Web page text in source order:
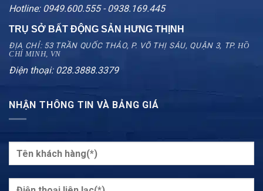
Hotline: 0949.600.555 - 0938.169.445
TRỤ SỞ BẤT ĐỘNG SẢN HƯNG THỊNH
ĐỊA CHỈ: 53 TRẦN QUỐC THẢO, P. VÕ THỊ SÁU, QUẬN 3, TP. HỒ
CHÍ MINH, VN
Điện thoại: 028.3888.3379
NHẬN THÔNG TIN VÀ BẢNG GIÁ